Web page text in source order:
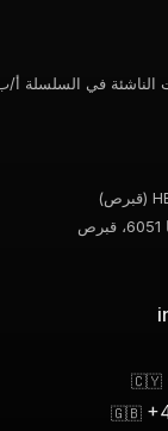
في السلسلة أ/ب.